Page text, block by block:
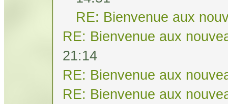
RE: Bienvenue aux
RE: Bienvenue aux
21:14
RE: Bienvenue aux
RE: Bienvenue aux